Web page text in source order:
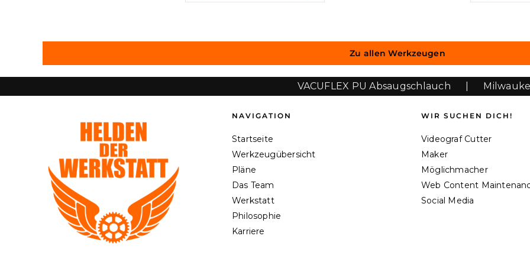
Zu allen Werkzeugen
VACUFLEX PU Absaugschlauch | Milwaukee
NAVIGATION
Startseite
Werkzeugübersicht
Pläne
Das Team
Werkstatt
Philosophie
Karriere
WIR SUCHEN DICH!
Videograf Cutter
Maker
Möglichmacher
Web Content
Social Media